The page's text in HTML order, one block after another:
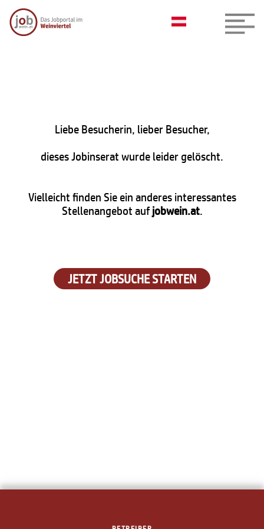
Liebe Besucherin, lieber Besucher,
dieses Jobinserat wurde leider gelöscht.
Vielleicht finden Sie ein anderes interessantes
Stellenangebot aufjobwein.at.
JETZT JOBSUCHE STARTEN